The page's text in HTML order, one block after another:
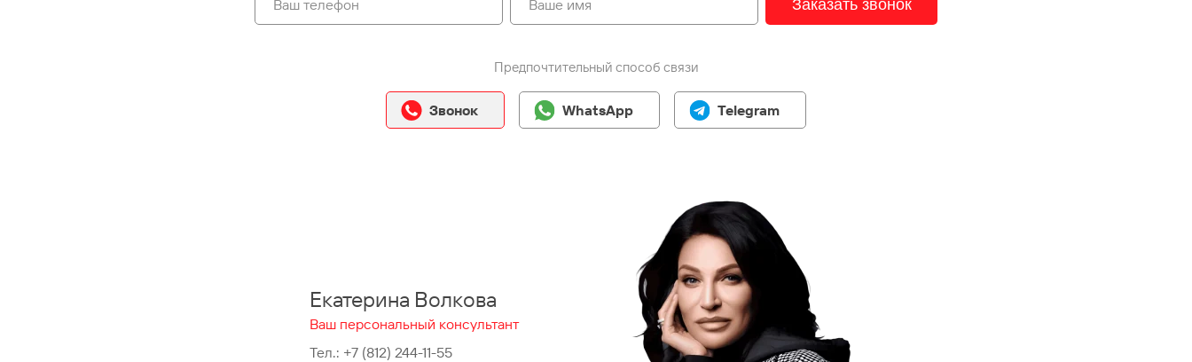
Заказать звонок
Предпочтительный способ связи
Звонок WhatsApp Telegram
Екатерина Волкова
Ваш персональный консультант
Тел.: +7 (812) 244-11-55